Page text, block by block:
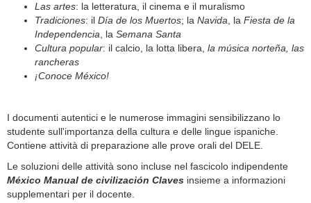
Las artes: la letteratura, il cinema e il muralismo
Tradiciones: il Día de los Muertos; la Navida, la Fiesta de la
Independencia, la Semana Santa
Cultura popular: il calcio, la lotta libera, la música norteña, las
rancheras
¡Conoce México!
I documenti autentici e le numerose immagini sensibilizzano lo
studente sull'importanza della cultura e delle lingue ispaniche.
Contiene attività di preparazione alle prove orali del DELE.
Le soluzioni delle attività sono incluse nel fascicolo indipendente
México Manual de civilización Claves insieme a informazioni
supplementari per il docente.